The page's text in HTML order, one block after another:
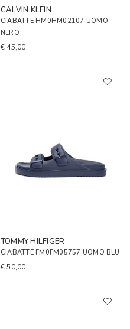
CALVIN KLEIN
CIABATTE HM0HM02107 UOMO
NERO
€ 45,00
TOMMY HILFIGER
CIABATTE FM0FM05757 UOMO BLU
€ 50,00